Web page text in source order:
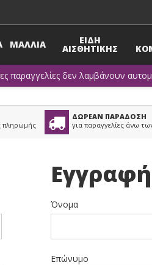
ΜΑΛΛΙΑ ΕΙΔΗ
ΑΙΣΘΗΤΙΚΗΣ
παραγγελίες δεν λαμβάνουν
πληρωμής
ΔΩΡΕΑΝ ΠΑΡΑΔΟΣΗ
για παραγγελίες άνω
Εγγραφή
Όνομα
Επώνυμο